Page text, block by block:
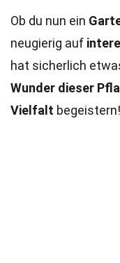
Ob du nun ein
neugierig auf
hat sicherlich
Wunder dieser
Vielfalt begeistern!